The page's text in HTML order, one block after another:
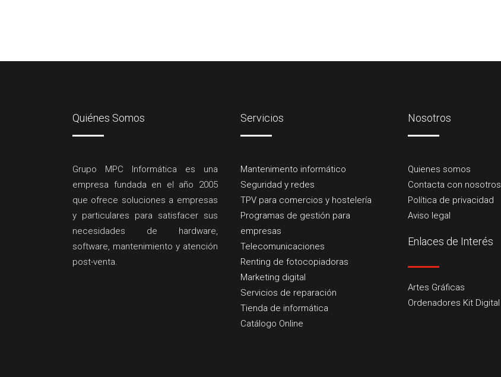
Quiénes Somos
Grupo MPC Informática es una
empresa fundada en el año 2005
que ofrece soluciones a empresas
y particulares para satisfacer sus
necesidades de hardware,
software, mantenimiento y atención
post-venta.
Servicios
Mantenimento informático
Seguridad y redes
TPV para comercios y hostelería
Programas de gestión para
empresas
Telecomunicaciones
Renting de fotocopiadoras
Marketing digital
Servicios de reparación
Tienda de informática
Catálogo Online
Nosotros
Quienes somos
Contacta con nosotros
Política de privacidad
Aviso legal
Enlaces de Interés
Artes Gráficas
Ordenadores Kit Digital